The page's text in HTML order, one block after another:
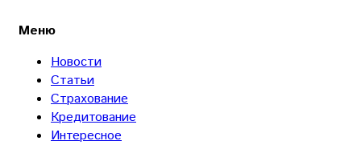
Меню
Новости
Статьи
Страхование
Кредитование
Интересное